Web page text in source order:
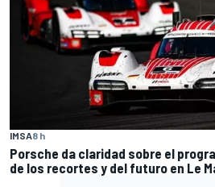
IMSA8 h
Porsche da claridad sobre el
de los recortes y del futuro en Le